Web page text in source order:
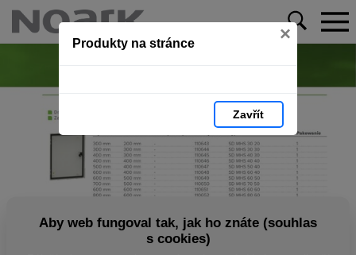
Produkty na stránce ×
Zavřít
Aby web fungoval tak, jak ho znáte (souhlas
s cookies)